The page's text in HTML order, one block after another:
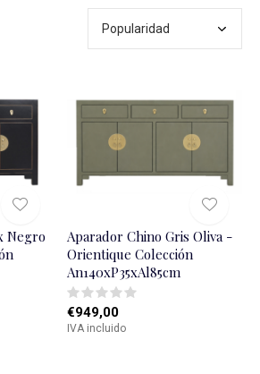
Negro
Aparador Chino Gris Oliva -
Orientique Colección
An140xP35xAl85cm
€949,00
IVA incluido